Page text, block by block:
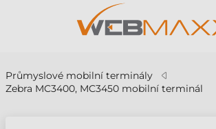
Průmyslové mobilní terminály
Zebra MC3400, MC3450 mobilní terminál